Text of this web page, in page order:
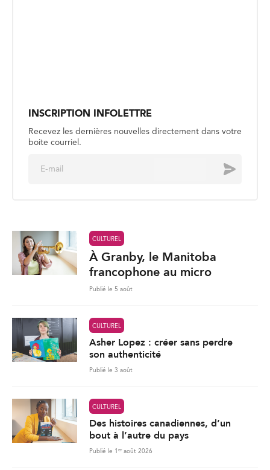
l
Asher Lopez : créer sans perdre
son authenticité
Publié le 3 août
Des histoires canadiennes, d’un
bout à l’autre du pays
Publié le 1 eraoût 2026
Charger plus de nouvelles